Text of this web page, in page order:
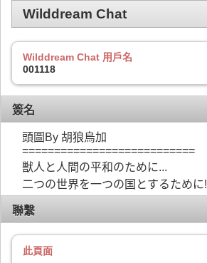
Wilddream Chat
Wilddream Chat 用戶名
001118
簽名
頭圖By 胡狼烏加
===========================
獣人と人間の平和のために...
二つの世界を一つの国とするために!
聯繫
此頁面